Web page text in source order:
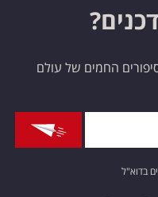
החמים של עולם
בדוא"ל